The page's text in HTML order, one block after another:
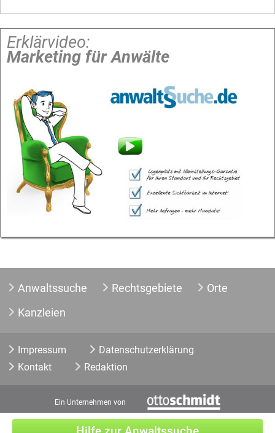
Erklärvideo:
Marketing für Anwälte
Anwaltssuche Rechtsgebiete
Orte
Kanzleien
Impressum
Datenschutzerklärung
Kontakt
Redaktion
Ein Unternehmen von